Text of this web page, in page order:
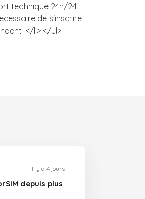
technique 24h/24
de s'inscrire
!</li> </ul>
Il y a 4 jours
depuis plus